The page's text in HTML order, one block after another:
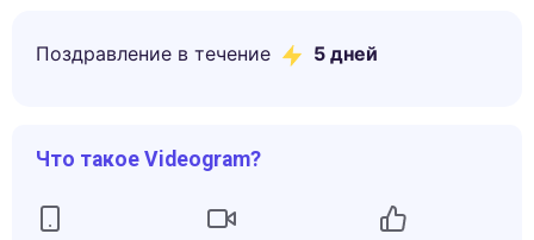
Поздравление в течение 5 дней
Что такое Videogram?